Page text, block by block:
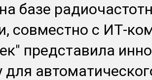
ба­зе
сов­мес­тно с ИТ-
пред­ста­вила
для